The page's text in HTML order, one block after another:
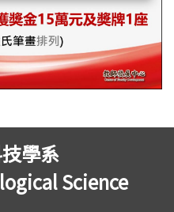
學系
Science